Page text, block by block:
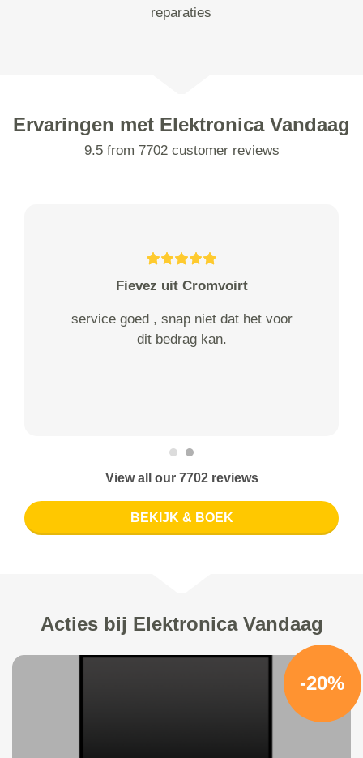
reparaties
Ervaringen met Elektronica Vandaag
9.5 from 7702 customer reviews
Fievez uit Cromvoirt
service goed , snap niet dat het voor
dit bedrag kan.
View all our 7702 reviews
BEKIJK & BOEK
Acties bij Elektronica Vandaag
-20%